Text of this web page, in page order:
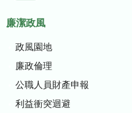
廉潔政風
政風園地
廉政倫理
公職人員財產申報
利益衝突迴避